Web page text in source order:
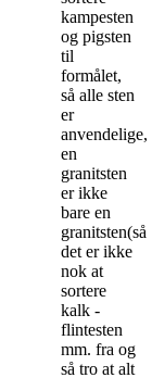
kampesten
og pigsten
til
formålet,
så alle sten
er
anvendelige,
en
granitsten
er ikke
bare en
granitsten(så
det er ikke
nok at
sortere
kalk -
flintesten
mm. fra og
så tro at alt